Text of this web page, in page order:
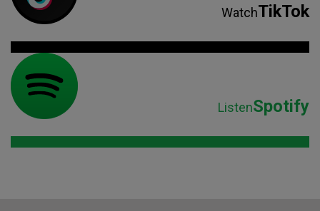
WatchTikTok
ListenSpotify